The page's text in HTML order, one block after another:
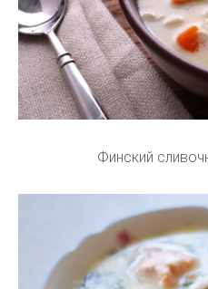
Финский